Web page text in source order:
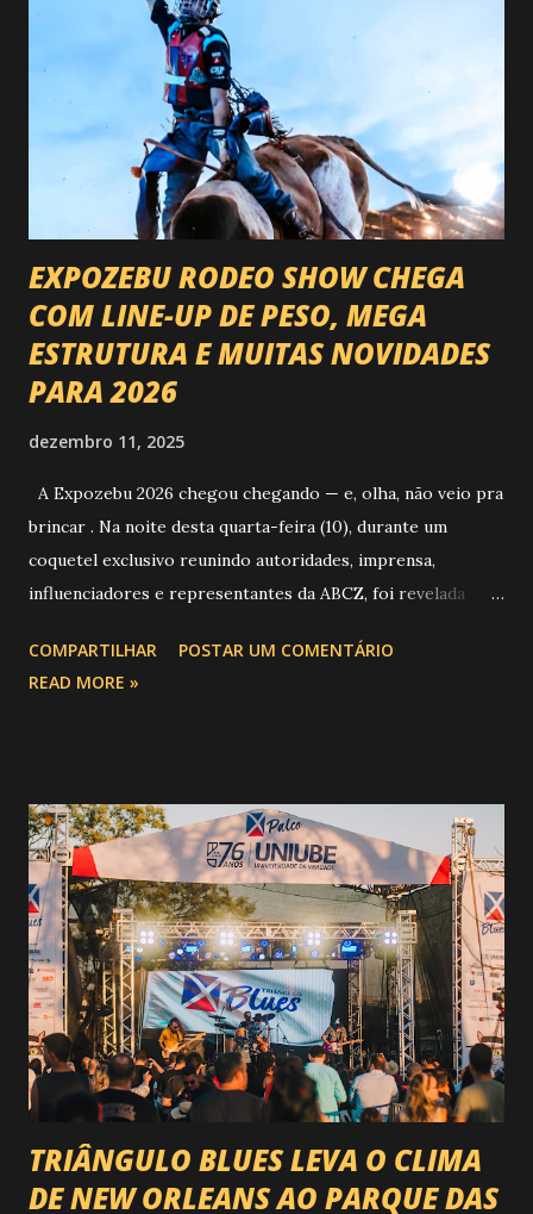
EXPOZEBU RODEO SHOW CHEGA
COM LINE-UP DE PESO, MEGA
ESTRUTURA E MUITAS NOVIDADES
PARA 2026
dezembro 11, 2025
A Expozebu 2026 chegou chegando — e, olha, não veio pra
brincar . Na noite desta quarta-feira (10), durante um
coquetel exclusivo reunindo autoridades, imprensa,
influenciadores e representantes da ABCZ, foi revelada
festa : a chegada do Campeonato de Montarias em Touros
do Circuito Rancho Primavera (CRP) , a maior companhia de
impacto é tão grande que o evento até mudou de nome:
agora é Expozebu Rodeo Shows . E não para por aí. Foto:
@circuitoranchoprimavera 🎤 LINE-UP NACIONAL QUE
VAI ESTREMECER O PARQUE Serão quatro noites , entre
24, 25, 30 de abril e 02 de maio , com oito atrações gigantes
da música brasileira , contemplando sertanejo, forró,
piseiro e sofrência nível hard: Gusttavo Lima Leonardo
Natanzinho Lima Jads & ...
COMPARTILHAR
POSTAR UM COMENTÁRIO
READ MORE »
TRIÂNGULO BLUES LEVA O CLIMA
DE NEW ORLEANS AO PARQUE DAS